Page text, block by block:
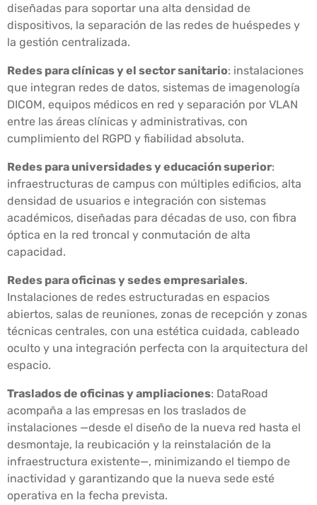
diseñadas para soportar una alta densidad de
dispositivos, la separación de las redes de huéspedes y
la gestión centralizada.
Redes para clínicas y el sector sanitario: instalaciones
que integran redes de datos, sistemas de imagenología
DICOM, equipos médicos en red y separación por VLAN
entre las áreas clínicas y administrativas, con
cumplimiento del RGPD y fiabilidad absoluta.
Redes para universidades y educación superior:
infraestructuras de campus con múltiples edificios, alta
densidad de usuarios e integración con sistemas
académicos, diseñadas para décadas de uso, con fibra
óptica en la red troncal y conmutación de alta
capacidad.
Redes para oficinas y sedes empresariales.
Instalaciones de redes estructuradas en espacios
abiertos, salas de reuniones, zonas de recepción y zonas
técnicas centrales, con una estética cuidada, cableado
oculto y una integración perfecta con la arquitectura del
espacio.
Traslados de oficinas y ampliaciones: DataRoad
acompaña a las empresas en los traslados de
instalaciones —desde el diseño de la nueva red hasta el
desmontaje, la reubicación y la reinstalación de la
infraestructura existente—, minimizando el tiempo de
inactividad y garantizando que la nueva sede esté
operativa en la fecha prevista.